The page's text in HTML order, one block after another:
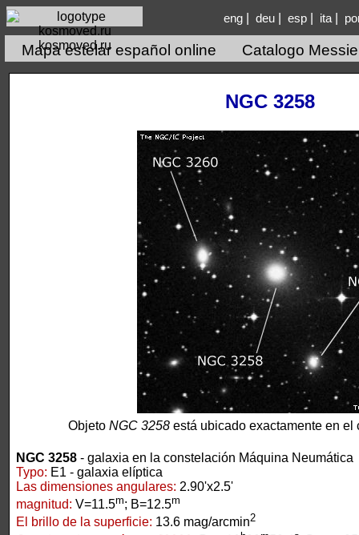
kosmoved.ru
eng| deu| esp| ita|
Mapa estelar español online Catalogo
NGC 3258
Objeto NGC 3258 está ubicado exactamente en el
NGC 3258 - galaxia en la constelación Máquina Neumática
Typo: E1 - galaxia elíptica
Las dimensiones angulares: 2.90'x2.5'
magnitud: V=11.5m; B=12.5m
El brillo de la superficie: 13.6 mag/arcmin2